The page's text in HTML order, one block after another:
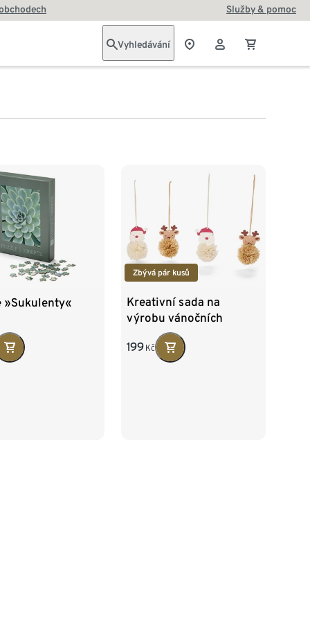
Služby & pomoc
Vyhledávání
»Sukulenty«
Zbývá pár kusů
Kreativní sada na
výrobu vánočních
bambulek
199 Kč